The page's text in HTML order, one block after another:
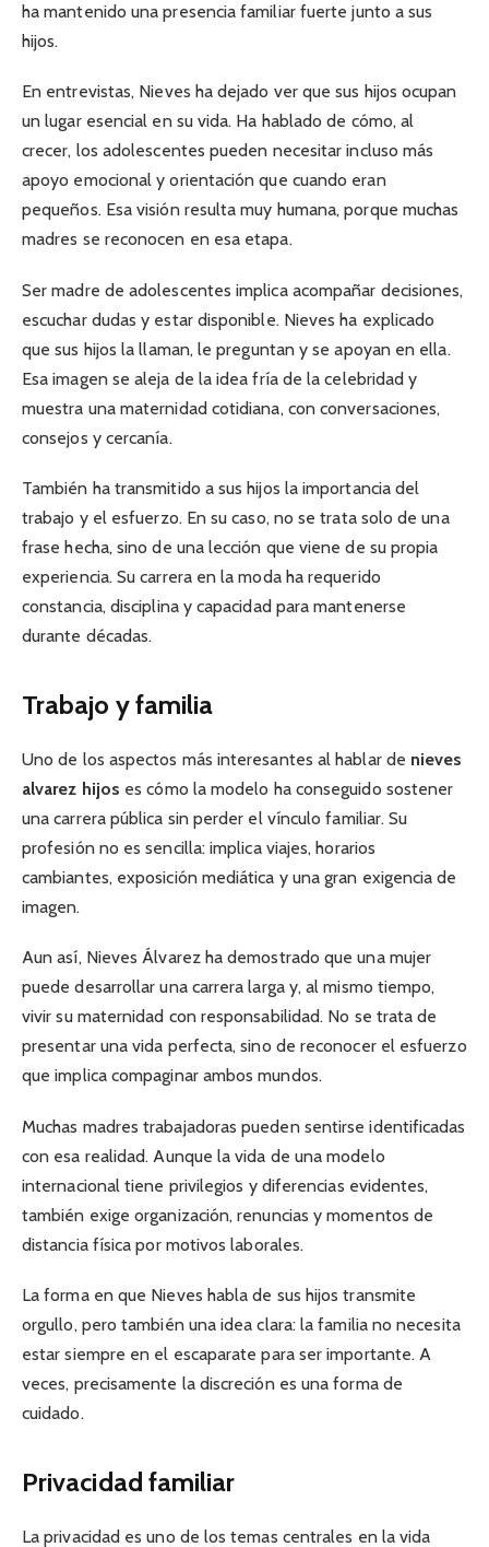
ha mantenido una presencia familiar fuerte junto a sus
hijos.
En entrevistas, Nieves ha dejado ver que sus hijos ocupan
un lugar esencial en su vida. Ha hablado de cómo, al
crecer, los adolescentes pueden necesitar incluso más
apoyo emocional y orientación que cuando eran
pequeños. Esa visión resulta muy humana, porque muchas
madres se reconocen en esa etapa.
Ser madre de adolescentes implica acompañar decisiones,
escuchar dudas y estar disponible. Nieves ha explicado
que sus hijos la llaman, le preguntan y se apoyan en ella.
Esa imagen se aleja de la idea fría de la celebridad y
muestra una maternidad cotidiana, con conversaciones,
consejos y cercanía.
También ha transmitido a sus hijos la importancia del
trabajo y el esfuerzo. En su caso, no se trata solo de una
frase hecha, sino de una lección que viene de su propia
experiencia. Su carrera en la moda ha requerido
constancia, disciplina y capacidad para mantenerse
durante décadas.
Trabajo y familia
Uno de los aspectos más interesantes al hablar de nieves
alvarez hijos es cómo la modelo ha conseguido sostener
una carrera pública sin perder el vínculo familiar. Su
profesión no es sencilla: implica viajes, horarios
cambiantes, exposición mediática y una gran exigencia de
imagen.
Aun así, Nieves Álvarez ha demostrado que una mujer
puede desarrollar una carrera larga y, al mismo tiempo,
vivir su maternidad con responsabilidad. No se trata de
presentar una vida perfecta, sino de reconocer el esfuerzo
que implica compaginar ambos mundos.
Muchas madres trabajadoras pueden sentirse identificadas
con esa realidad. Aunque la vida de una modelo
internacional tiene privilegios y diferencias evidentes,
también exige organización, renuncias y momentos de
distancia física por motivos laborales.
La forma en que Nieves habla de sus hijos transmite
orgullo, pero también una idea clara: la familia no necesita
estar siempre en el escaparate para ser importante. A
veces, precisamente la discreción es una forma de
cuidado.
Privacidad familiar
La privacidad es uno de los temas centrales en la vida